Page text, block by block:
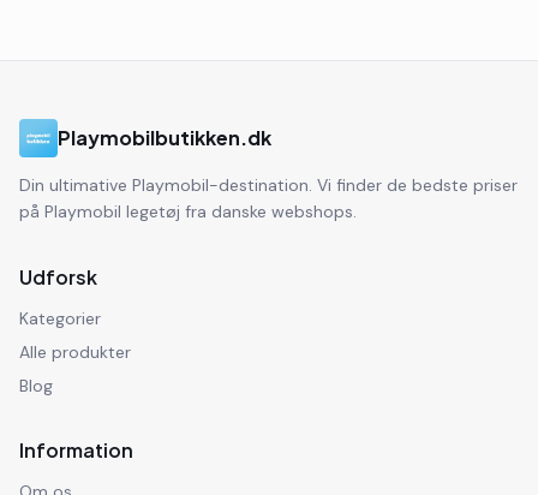
Playmobilbutikken.dk
Din ultimative Playmobil-destination. Vi finder de bedste priser
på Playmobil legetøj fra danske webshops.
Udforsk
Kategorier
Alle produkter
Blog
Information